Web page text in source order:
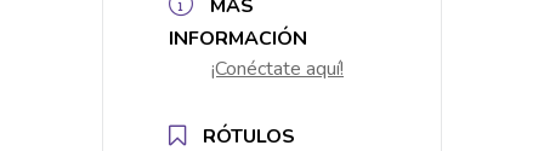
MÁS
INFORMACIÓN
¡Conéctate aquí!
RÓTULOS